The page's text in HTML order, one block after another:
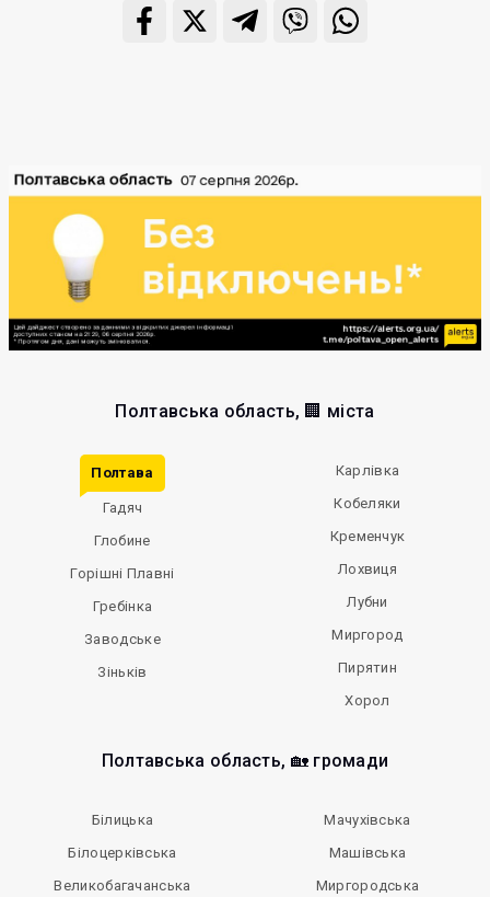
Полтавська область, 🏢 міста
Полтава
Гадяч
Глобине
Горішні Плавні
Гребінка
Заводське
Зіньків
Карлівка
Кобеляки
Кременчук
Лохвиця
Лубни
Миргород
Пирятин
Хорол
Полтавська область, 🏡 громади
Білицька
Білоцерківська
Великобагачанська
Мачухівська
Машівська
Миргородська